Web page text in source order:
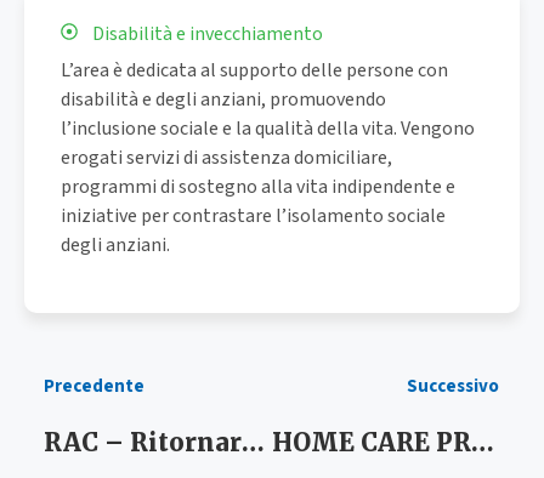
Precedente
RAC – Ritornare a Casa PLUS
Successivo
HOME CARE PREMIUM
Disabilità e invecchiamento
L’area è dedicata al supporto delle persone con
disabilità e degli anziani, promuovendo
l’inclusione sociale e la qualità della vita. Vengono
erogati servizi di assistenza domiciliare,
programmi di sostegno alla vita indipendente e
iniziative per contrastare l’isolamento sociale
degli anziani.